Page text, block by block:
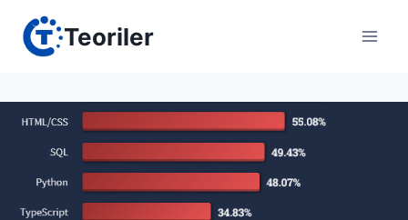
content
Teoriler